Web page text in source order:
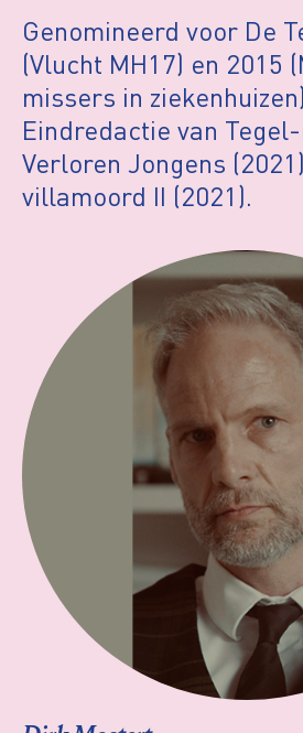
Genomineerd voor De
(Vlucht MH17) en 2015
missers in
Eindredactie van
Verloren Jongens
villamoord II (2021).